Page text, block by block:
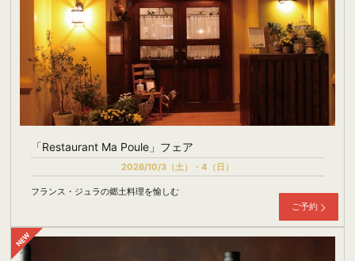
「Restaurant Ma Poule」フェア
2026/10/3（土）・4（日）
フランス・ジュラの郷土料理を愉しむ
ご予約